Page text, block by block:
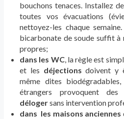
bouchons tenaces. Installez
toutes vos évacuations
nettoyez-les chaque
bicarbonate de soude suffit à
propres;
dans les WC, la règle est
et les déjections doivent y
même dites
étrangers provoquent des
délogersans intervention
dans les maisons anciennes